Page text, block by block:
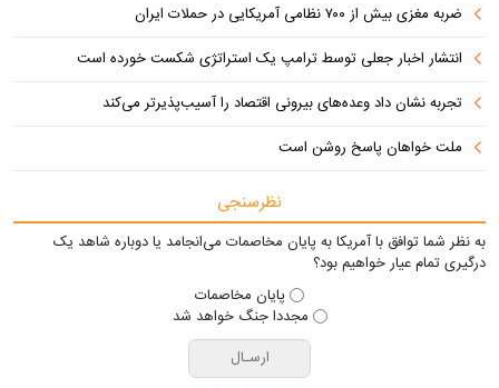
ضربه مغزی بیش از ۷۰۰ نظامی آمریکایی در حملات ایران
انتشار اخبار جعلی توسط ترامپ یک استراتژی شکست خورده است
تجربه نشان داد وعده‌های بیرونی اقتصاد را آسیب‌پذیرتر می‌کند
ملت خواهان پاسخ روشن است
نظرسنجی
به نظر شما توافق با آمریکا به پایان مخاصمات می‌انجامد یا دوباره شاهد یک
درگیری تمام عیار خواهیم بود؟
پایان مخاصمات
مجددا جنگ خواهد شد